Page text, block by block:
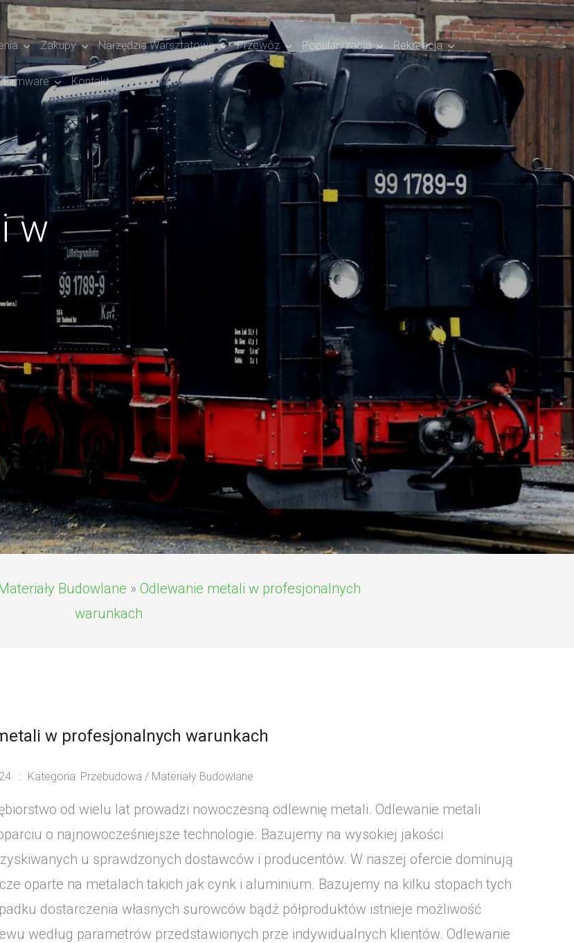
Zakupy Narzędzia Warsztatowe Przewóz Popularyzacja Rekreacja
Firmware Kontakt
w
Budowlane » Odlewanie metali w profesjonalnych
warunkach
w profesjonalnych warunkach
:: Kategoria: Przebudowa / Materiały Budowlane
od wielu lat prowadzi nowoczesną odlewnię metali. Odlewanie metali
o najnowocześniejsze technologie. Bazujemy na wysokiej jakości
u sprawdzonych dostawców i producentów. W naszej ofercie dominują
oparte na metalach takich jak cynk i aluminium. Bazujemy na kilku stopach tych
dostarczenia własnych surowców bądź półproduktów istnieje możliwość
według parametrów przedstawionych prze indywidualnych klientów. Odlewanie